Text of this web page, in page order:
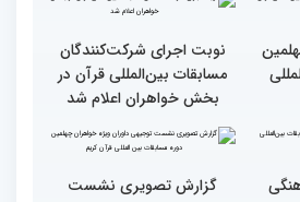
به مرحله نهایی مسابقات
بین‌المللی قرآن به میزبانی
ایران
میزبانی عالی ایران برای